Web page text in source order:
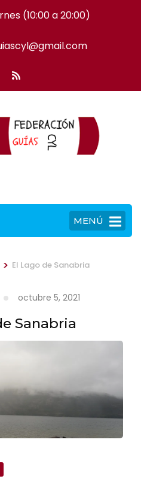
(10:00 a 20:00)
MENÚ
> El Lago de Sanabria
octubre 5, 2021
Sanabria